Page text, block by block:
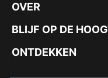
OVER
BLIJF OP DE
ONTDEKKEN